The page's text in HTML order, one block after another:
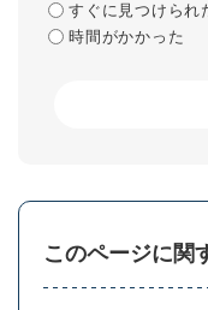
すぐに見つけられ
時間がかかった
このページに関